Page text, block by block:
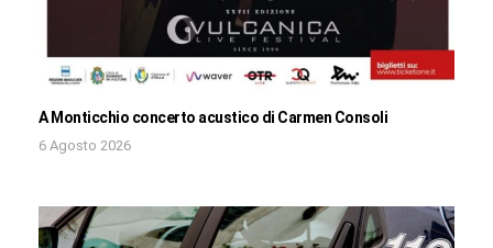
A Monticchio concerto acustico di Carmen Consoli
6 Agosto 2026